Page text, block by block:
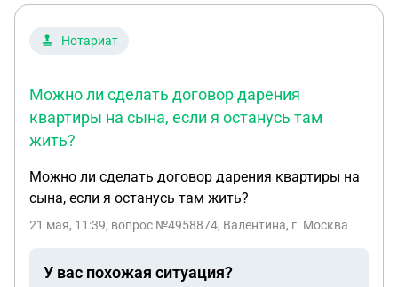
не заверенные у нотариуса являются
в нашем случае 20.06.2025 должны быть
нотариально заверенными.
Нотариат
Можно ли сделать договор дарения
квартиры на сына, если я останусь там
жить?
Можно ли сделать договор дарения квартиры на
сына, если я останусь там жить?
21 мая, 11:39, вопрос №4958874, Валентина, г. Москва
У вас похожая ситуация?